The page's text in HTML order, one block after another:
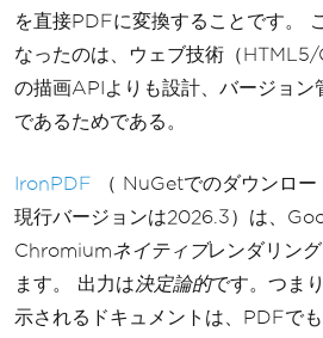
を直接​​PDFに変換することです。
なったのは、ウェブ技術（HTML5/
の描画APIよりも設計、バージョン
であるためである。
IronPDF （ NuGetでのダウンロー
現行バージョンは2026.3）は、
Chromiumネイティブレンダリン
ます。 出力は決定論的です。つま
示されるドキュメントは、PDFで